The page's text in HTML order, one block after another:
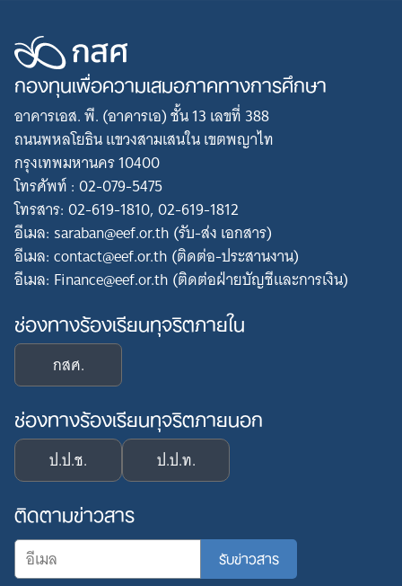
กองทุนเพื่อความเสมอภาคทางการศึกษา
อาคารเอส. พี. (อาคารเอ) ชั้น 13 เลขที่ 388
ถนนพหลโยธิน แขวงสามเสนใน เขตพญาไท
กรุงเทพมหานคร 10400
โทรศัพท์ : 02-079-5475
โทรสาร: 02-619-1810, 02-619-1812
อีเมล: saraban@eef.or.th (รับ-ส่ง เอกสาร)
อีเมล: contact@eef.or.th (ติดต่อ-ประสานงาน)
อีเมล: Finance@eef.or.th (ติดต่อฝ่ายบัญชีและการเงิน)
ช่องทางร้องเรียนทุจริตภายใน
กสศ.
ช่องทางร้องเรียนทุจริตภายนอก
ป.ป.ช. ป.ป.ท.
ติดตามข่าวสาร